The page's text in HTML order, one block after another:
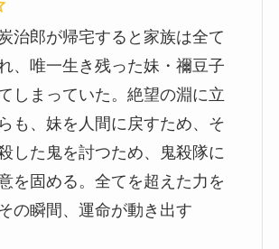
治郎が帰宅すると家族は全て
、唯一生き残った妹・禰豆子
しまっていた。絶望の淵に立
も、妹を人間に戻すため、そ
した鬼を討つため、鬼殺隊に
を固める。全てを超えた力を
の瞬間、運命が動き出す